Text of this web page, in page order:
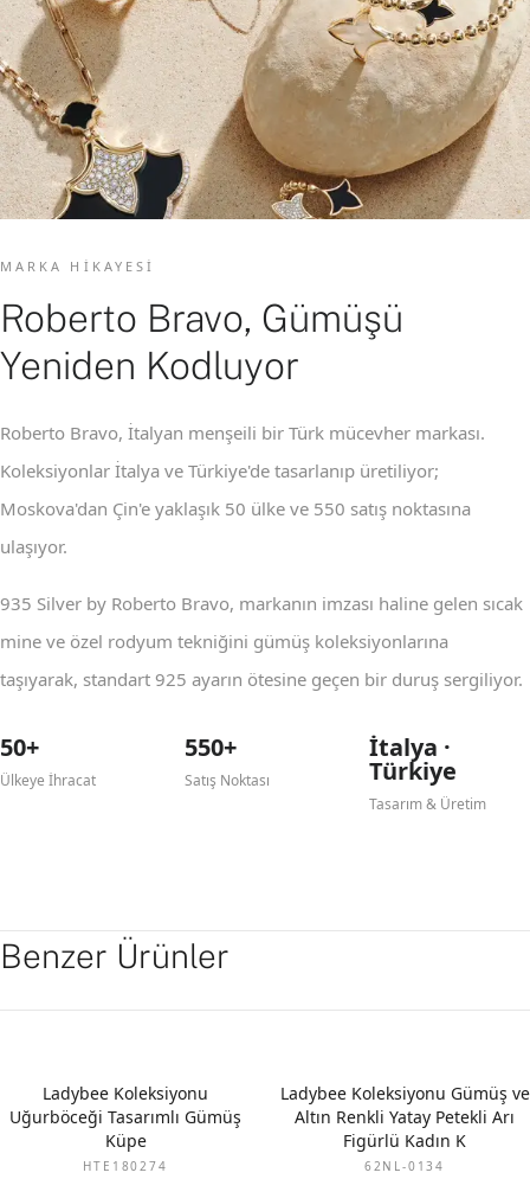
MARKA HIKAYESI
Roberto Bravo, Gümüşü
Yeniden Kodluyor
Roberto Bravo, İtalyan menşeili bir Türk mücevher markası.
Koleksiyonlar İtalya ve Türkiye'de tasarlanıp üretiliyor;
Moskova'dan Çin'e yaklaşık 50 ülke ve 550 satış noktasına
ulaşıyor.
935 Silver by Roberto Bravo, markanın imzası haline gelen sıcak
mine ve özel rodyum tekniğini gümüş koleksiyonlarına
taşıyarak, standart 925 ayarın ötesine geçen bir duruş sergiliyor.
50+
Ülkeye İhracat
550+
Satış Noktası
İtalya ·
Türkiye
Tasarım & Üretim
Benzer Ürünler
Ladybee Koleksiyonu
Uğurböceği Tasarımlı Gümüş
Küpe
HTE180274
Ladybee Koleksiyonu Gümüş ve
Altın Renkli Yatay Petekli Arı
Figürlü Kadın K
62NL-0134